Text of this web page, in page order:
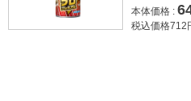
本体価格 :
税込価格712